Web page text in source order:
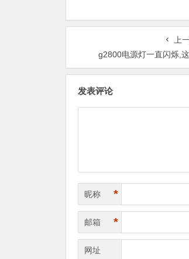
上
g2800电源灯一直闪烁,
发表评论
昵称 *
邮箱 *
网址